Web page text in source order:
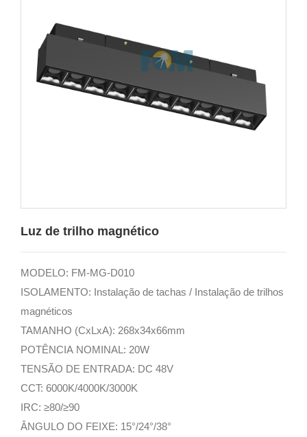
Luz de trilho magnético
MODELO: FM-MG-D010
ISOLAMENTO: Instalação de tachas / Instalação de trilhos
magnéticos
TAMANHO (CxLxA): 268x34x66mm
POTÊNCIA NOMINAL: 20W
TENSÃO DE ENTRADA: DC 48V
CCT: 6000K/4000K/3000K
IRC: ≥80/≥90
ÂNGULO DO FEIXE: 15°/24°/38°